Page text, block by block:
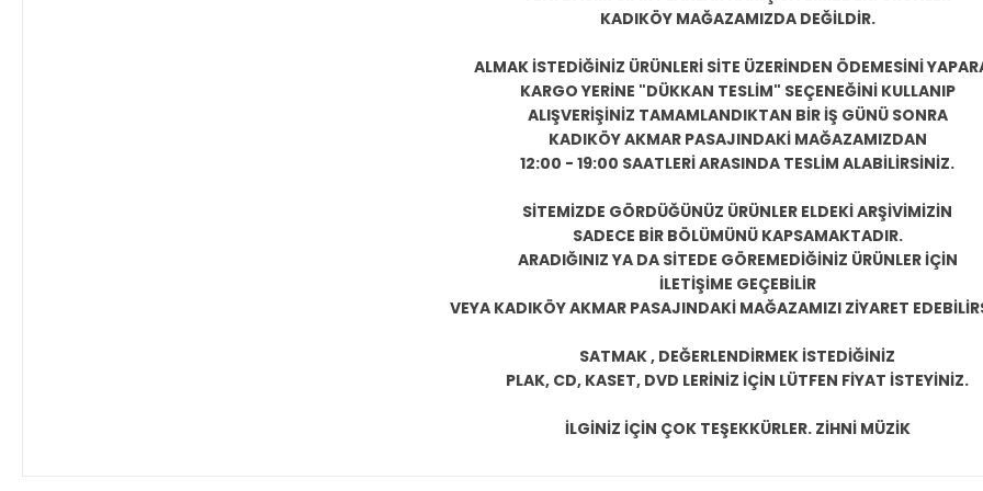
KADIKÖY MAĞAZAMIZDA DEĞİLDİR.
ALMAK İSTEDİĞİNİZ ÜRÜNLERİ SİTE ÜZERİNDEN ÖDEMESİNİ
KARGO YERİNE "DÜKKAN TESLİM" SEÇENEĞİNİ KULLANIP
ALIŞVERİŞİNİZ TAMAMLANDIKTAN BİR İŞ GÜNÜ SONRA
KADIKÖY AKMAR PASAJINDAKİ MAĞAZAMIZDAN
12:00 - 19:00 SAATLERİ ARASINDA TESLİM ALABİLİRSİNİZ.
SİTEMİZDE GÖRDÜĞÜNÜZ ÜRÜNLER ELDEKİ ARŞİVİMİZİN
SADECE BİR BÖLÜMÜNÜ KAPSAMAKTADIR.
ARADIĞINIZ YA DA SİTEDE GÖREMEDİĞİNİZ ÜRÜNLER İÇİN
İLETİŞİME GEÇEBİLİR
VEYA KADIKÖY AKMAR PASAJINDAKİ MAĞAZAMIZI ZİYARET
SATMAK , DEĞERLENDİRMEK İSTEDİĞİNİZ
PLAK, CD, KASET, DVD LERİNİZ İÇİN LÜTFEN FİYAT İSTEYİNİZ.
İLGİNİZ İÇİN ÇOK TEŞEKKÜRLER. ZİHNİ MÜZİK